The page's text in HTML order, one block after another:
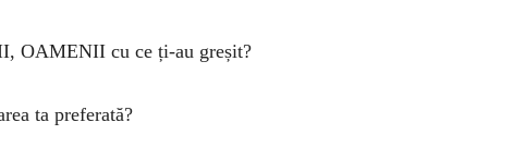
OAMENII cu ce ți-au greșit?
ta preferată?